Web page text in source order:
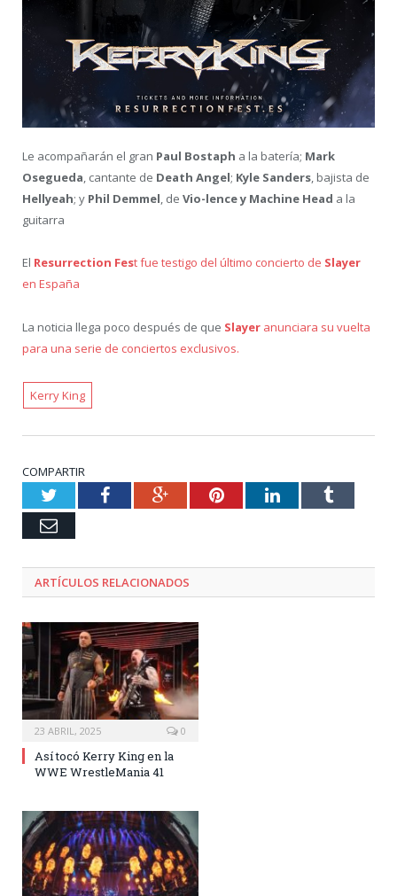
Le acompañarán el gran Paul Bostaph a la batería; Mark
Osegueda, cantante de Death Angel; Kyle Sanders, bajista de
Hellyeah; y Phil Demmel, de Vio-lence y Machine Head a la
guitarra
El Resurrection Fest fue testigo del último concierto de Slayer
en España
La noticia llega poco después de que Slayer anunciara su vuelta
para una serie de conciertos exclusivos.
Kerry King
COMPARTIR
TwitterFacebookGoogle+PinterestLinkedInTumblr
Email
ARTÍCULOS RELACIONADOS
23 ABRIL, 2025 0
Así tocó Kerry King en la
WWE WrestleMania 41